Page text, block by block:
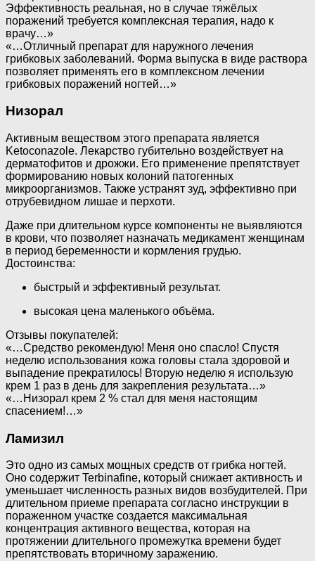
Эффективность реальная, но в случае тяжёлых
поражений требуется комплексная терапия, надо к
врачу…»
«…Отличный препарат для наружного лечения
грибковых заболеваний. Форма выпуска в виде раствора
позволяет применять его в комплексном лечении
грибковых поражений ногтей…»
Низорал
Активным веществом этого препарата является
Ketoconazole. Лекарство губительно воздействует на
дерматофитов и дрожжи. Его применение препятствует
формированию новых колоний патогенных
микроорганизмов. Также устранят зуд, эффективно при
отрубевидном лишае и перхоти.
Даже при длительном курсе компоненты не выявляются
в крови, что позволяет назначать медикамент женщинам
в период беременности и кормления грудью.
Достоинства:
быстрый и эффективный результат.
высокая цена маленького объёма.
Отзывы покупателей:
«…Средство рекомендую! Меня оно спасло! Спустя
неделю использования кожа головы стала здоровой и
выпадение прекратилось! Вторую неделю я использую
крем 1 раз в день для закрепления результата…»
«…Низорал крем 2 % стал для меня настоящим
спасением!…»
Ламизил
Это одно из самых мощных средств от грибка ногтей.
Оно содержит Terbinafine, который снижает активность и
уменьшает численность разных видов возбудителей. При
длительном приеме препарата согласно инструкции в
пораженном участке создается максимальная
концентрация активного вещества, которая на
протяжении длительного промежутка времени будет
препятствовать вторичному заражению.